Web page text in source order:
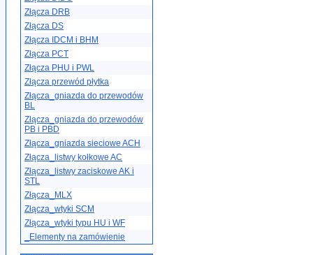
Złącza DRB
Złącza DS
Złącza IDCM i BHM
Złącza PCT
Złącza PHU i PWL
Złącza przewód płytka
Złącza_gniazda do przewodów
BL
Złącza_gniazda do przewodów
PB i PBD
Złącza_gniazda sieciowe ACH
Złącza_listwy kołkowe AC
Złącza_listwy zaciskowe AK i
STL
Złącza_MLX
Złącza_wtyki SCM
Złącza_wtyki typu HU i WF
_Elementy na zamówienie